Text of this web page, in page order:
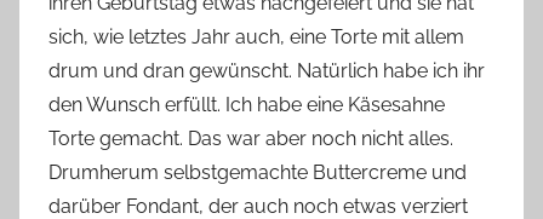
sich, wie letztes Jahr auch, eine Torte mit allem
drum und dran gewünscht. Natürlich habe ich ihr
den Wunsch erfüllt. Ich habe eine Käsesahne
Torte gemacht. Das war aber noch nicht alles.
Drumherum selbstgemachte Buttercreme und
darüber Fondant, der auch noch etwas verziert